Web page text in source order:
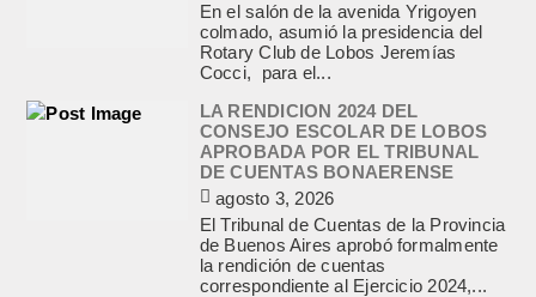
En el salón de la avenida Yrigoyen
colmado, asumió la presidencia del
Rotary Club de Lobos Jeremías
Cocci, para el...
LA RENDICION 2024 DEL
CONSEJO ESCOLAR DE LOBOS
APROBADA POR EL TRIBUNAL
DE CUENTAS BONAERENSE
agosto 3, 2026
El Tribunal de Cuentas de la Provincia
de Buenos Aires aprobó formalmente
la rendición de cuentas
correspondiente al Ejercicio 2024,...